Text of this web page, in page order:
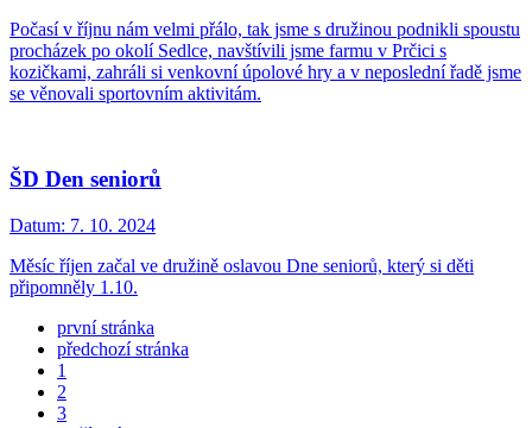
Počasí v říjnu nám velmi přálo, tak jsme s družinou podnikli spoustu
procházek po okolí Sedlce, navštívili jsme farmu v Prčici s
kozičkami, zahráli si venkovní úpolové hry a v neposlední řadě jsme
se věnovali sportovním aktivitám.
ŠD Den seniorů
Datum: 7. 10. 2024
Měsíc říjen začal ve družině oslavou Dne seniorů, který si děti
připomněly 1.10.
první stránka
předchozí stránka
1
2
3